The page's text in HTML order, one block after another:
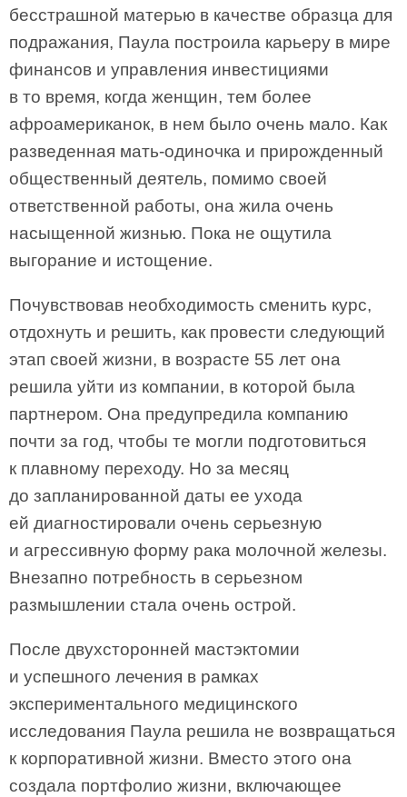
бесстрашной матерью в качестве образца для
подражания, Паула построила карьеру в мире
финансов и управления инвестициями
в то время, когда женщин, тем более
афроамериканок, в нем было очень мало. Как
разведенная мать-одиночка и прирожденный
общественный деятель, помимо своей
ответственной работы, она жила очень
насыщенной жизнью. Пока не ощутила
выгорание и истощение.
Почувствовав необходимость сменить курс,
отдохнуть и решить, как провести следующий
этап своей жизни, в возрасте 55 лет она
решила уйти из компании, в которой была
партнером. Она предупредила компанию
почти за год, чтобы те могли подготовиться
к плавному переходу. Но за месяц
до запланированной даты ее ухода
ей диагностировали очень серьезную
и агрессивную форму рака молочной железы.
Внезапно потребность в серьезном
размышлении стала очень острой.
После двухсторонней мастэктомии
и успешного лечения в рамках
экспериментального медицинского
исследования Паула решила не возвращаться
к корпоративной жизни. Вместо этого она
создала портфолио жизни, включающее